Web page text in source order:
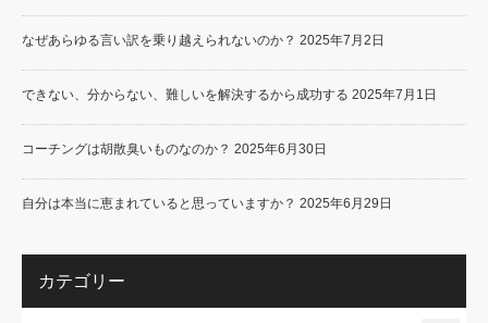
なぜあらゆる言い訳を乗り越えられないのか？ 2025年7月2日
できない、分からない、難しいを解決するから成功する 2025年7月1日
コーチングは胡散臭いものなのか？ 2025年6月30日
自分は本当に恵まれていると思っていますか？ 2025年6月29日
カテゴリー